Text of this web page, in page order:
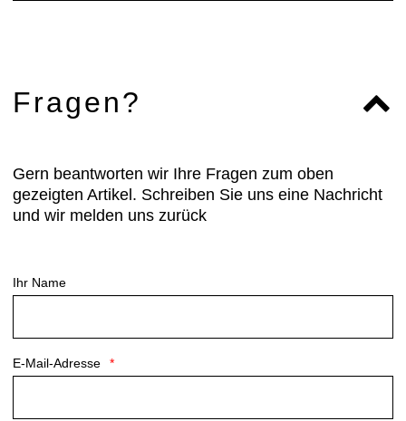
Fragen?
Gern beantworten wir Ihre Fragen zum oben
gezeigten Artikel. Schreiben Sie uns eine Nachricht
und wir melden uns zurück
Ihr Name
E-Mail-Adresse